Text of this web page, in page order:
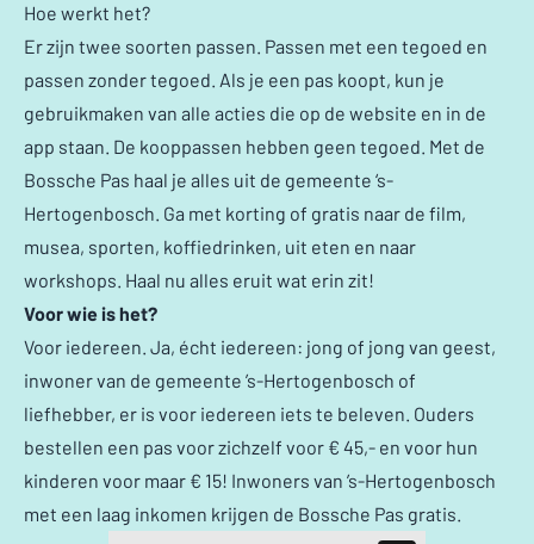
Hoe werkt het?
Er zijn twee soorten passen. Passen met een tegoed en
passen zonder tegoed. Als je een pas koopt, kun je
gebruikmaken van alle acties die op de website en in de
app staan. De kooppassen hebben geen tegoed. Met de
Bossche Pas haal je alles uit de gemeente ‘s-
Hertogenbosch. Ga met korting of gratis naar de film,
musea, sporten, koffiedrinken, uit eten en naar
workshops. Haal nu alles eruit wat erin zit!
Voor wie is het?
Voor iedereen. Ja, écht iedereen: jong of jong van geest,
inwoner van de gemeente ’s-Hertogenbosch of
liefhebber, er is voor iedereen iets te beleven. Ouders
bestellen een pas voor zichzelf voor € 45,- en voor hun
kinderen voor maar € 15! Inwoners van ’s-Hertogenbosch
met een laag inkomen krijgen de Bossche Pas gratis.